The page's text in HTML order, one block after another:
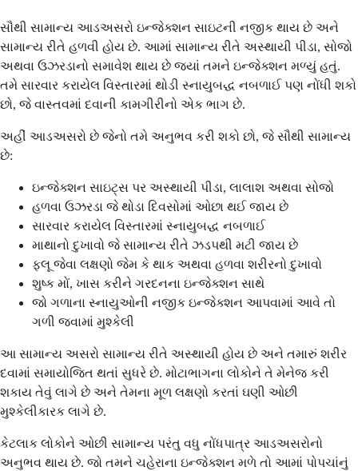
સૌથી સામાન્ય આડઅસરો ઇન્જેક્શન સાઇટની નજીક થાય છે અને
સામાન્ય રીતે હળવી હોય છે. આમાં સામાન્ય રીતે અસ્થાયી પીડા, સોજો
અથવા ઉઝરડાનો સમાવેશ થાય છે જ્યાં તમને ઇન્જેક્શન મળ્યું હતું.
તમે સારવાર કરાયેલ વિસ્તારમાં થોડી સ્નાયુબદ્ધ નબળાઈ પણ નોંધી શકો
છો, જે વાસ્તવમાં દવાની કામગીરીનો એક ભાગ છે.
અહીં આડઅસરો છે જેનો તમે અનુભવ કરી શકો છો, જે સૌથી સામાન્ય
છે:
ઇન્જેક્શન સાઇટ્સ પર અસ્થાયી પીડા, લાલાશ અથવા સોજો
હળવા ઉઝરડા જે થોડા દિવસોમાં ઓછા થઈ જાય છે
સારવાર કરાયેલ વિસ્તારમાં સ્નાયુબદ્ધ નબળાઈ
માથાનો દુખાવો જે સામાન્ય રીતે ઝડપથી મટી જાય છે
ફ્લૂ જેવા લક્ષણો જેમ કે થાક અથવા હળવા શરીરનો દુખાવો
શુષ્ક મોં, ખાસ કરીને ગરદનના ઇન્જેક્શન સાથે
જો ગળાના સ્નાયુઓની નજીક ઇન્જેક્શન આપવામાં આવે તો
ગળી જવામાં મુશ્કેલી
આ સામાન્ય અસરો સામાન્ય રીતે અસ્થાયી હોય છે અને તમારું શરીર
દવામાં સમાયોજિત થતાં સુધરે છે. મોટાભાગના લોકોને તે મેનેજ કરી
શકાય તેવું લાગે છે અને તેમના મૂળ લક્ષણો કરતાં ઘણી ઓછી
મુશ્કેલીકારક લાગે છે.
કેટલાક લોકોને ઓછી સામાન્ય પરંતુ વધુ નોંધપાત્ર આડઅસરોનો
અનુભવ થાય છે. જો તમને ચહેરાના ઇન્જેક્શન મળે તો આમાં પોપચાંનું